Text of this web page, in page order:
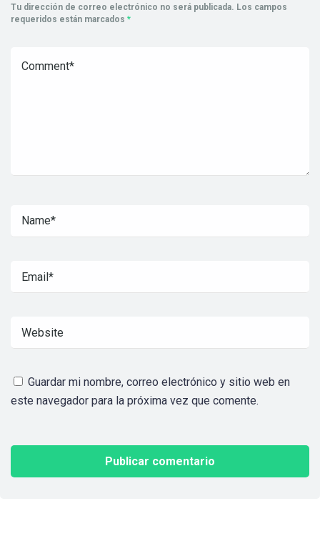
Tu dirección de correo electrónico no será publicada. Los campos
requeridos están marcados *
Guardar mi nombre, correo electrónico y sitio web en
este navegador para la próxima vez que comente.